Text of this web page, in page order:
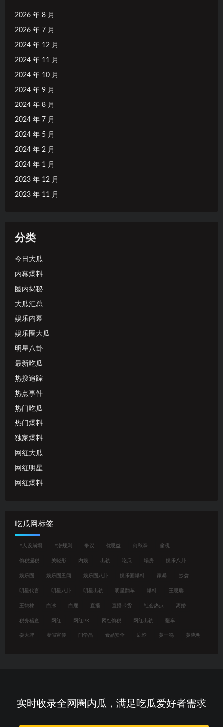
2026 年 8 月
2026 年 7 月
2024 年 12 月
2024 年 11 月
2024 年 10 月
2024 年 9 月
2024 年 8 月
2024 年 7 月
2024 年 5 月
2024 年 2 月
2024 年 1 月
2023 年 12 月
2023 年 11 月
分类
今日大瓜
内幕爆料
圈内揭秘
大瓜汇总
娱乐内幕
娱乐圈大瓜
明星八卦
最新吃瓜
热搜追踪
热点事件
热门吃瓜
热门爆料
独家爆料
网红大瓜
网红明星
网红爆料
吃瓜网标签
#人设崩塌 #潜规则 争议 优思益 何秋亊 偷税
偷税漏税 关晓彤 内娱 出轨 吃瓜 塌房 娱乐八卦
娱乐圈 娱乐圈丑闻 娱乐圈八卦 娱乐圈爆料 家暴 抄袭
明星代言 明星八卦 明星出轨 明星翻车 爆料 王思聪
王鹤棣 白冰 白鹿 直播 直播带货 社会热点 离婚
税务稽查 网红 网红PK 网红偷税 网红出轨 翻车
耍大牌 虚假宣传 闫学晶 食品安全 鹿晗 黄一鸣 黄晓明
实时收录全网圈内瓜，满足吃瓜爱好者需求